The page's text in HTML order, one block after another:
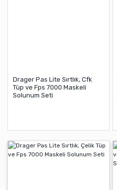
Drager Pas Lite Sırtlık, Cfk
Tüp ve Fps 7000 Maskeli
Solunum Seti